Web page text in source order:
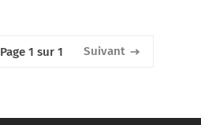
Page 1 sur 1 Suivant